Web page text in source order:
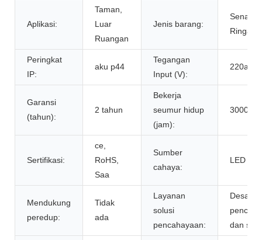
Aplikasi:
Taman,
Luar
Ruangan
Jenis barang:
Senar
Ringan
Peringkat
IP:
aku p44
Tegangan
Input (V):
220ay
Garansi
(tahun):
2 tahun
Bekerja
seumur hidup
(jam):
30000
Sertifikasi:
ce,
RoHS,
Saa
Sumber
cahaya:
LED
Mendukung
peredup:
Tidak
ada
Layanan
solusi
pencahayaan:
Desain
dan